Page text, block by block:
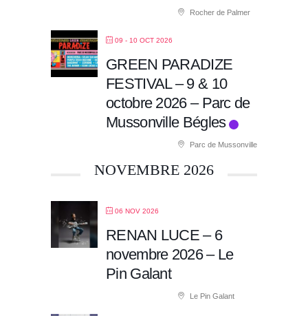
Rocher de Palmer
09 - 10 OCT 2026
GREEN PARADIZE
FESTIVAL – 9 & 10
octobre 2026 – Parc de
Mussonville Bégles
Parc de Mussonville
NOVEMBRE 2026
06 NOV 2026
RENAN LUCE – 6
novembre 2026 – Le
Pin Galant
Le Pin Galant